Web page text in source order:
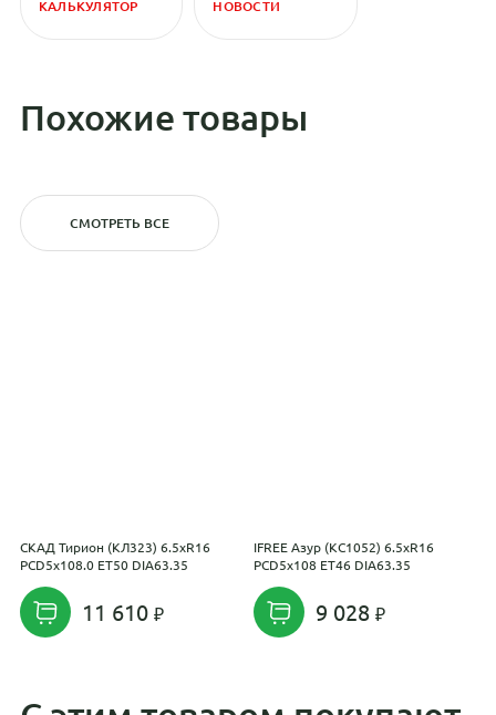
КАЛЬКУЛЯТОР НОВОСТИ
Похожие товары
СМОТРЕТЬ ВСЕ
СКАД Тирион (КЛ323) 6.5xR16
PCD5x108.0 ET50 DIA63.35
11 610
IFREE Азур (КС1052) 6.5xR16
PCD5x108 ET46 DIA63.35
9 028